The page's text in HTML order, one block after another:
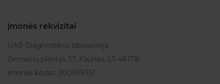
Įmonės rekvizitai
UAB Diagnostikos laboratorija
Žemaičių plentas 37, Kaunas, LT-48178
Įmonės kodas: 300598351